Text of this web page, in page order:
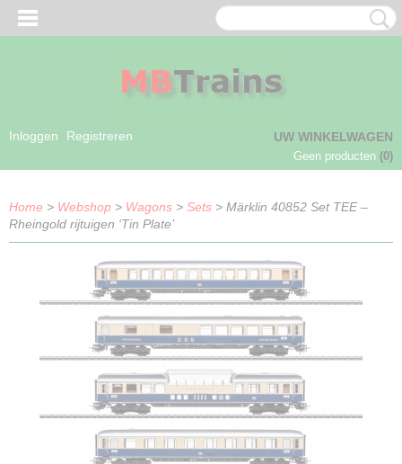
Inloggen Registreren UW WINKELWAGEN
Geen producten (0)
Home > Webshop > Wagons > Sets > Märklin 40852 Set TEE –
Rheingold rijtuigen ‘Tin Plate’